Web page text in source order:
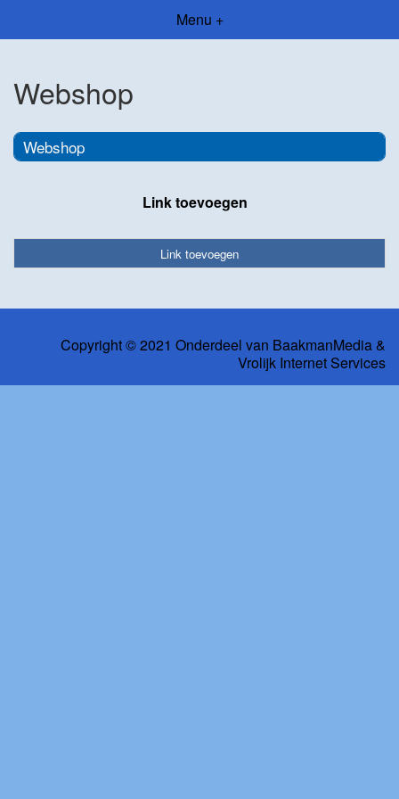
Menu +
Webshop
Webshop
Link toevoegen
Link toevoegen
Copyright © 2021 Onderdeel van BaakmanMedia&
Vrolijk Internet Services